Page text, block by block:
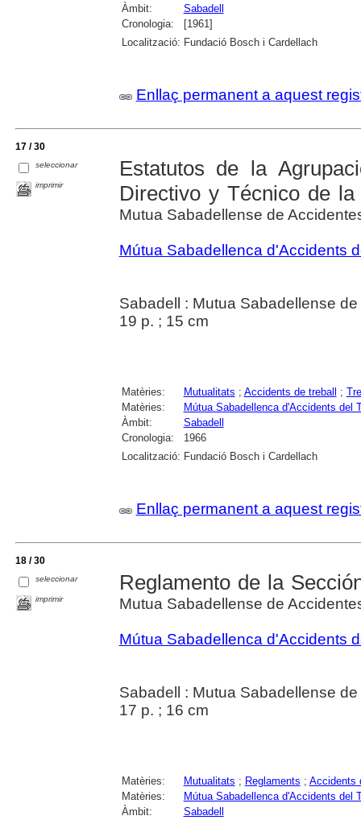
Àmbit:
Sabadell
Cronologia:
[1961]
Localització: Fundació Bosch i Cardellach
Enllaç permanent a aquest
17 / 30
seleccionar
imprimir
Estatutos de la
Directivo y Técnico de
Mutua Sabadellense de
Mútua Sabadellenca d'Accidents
Sabadell : Mutua Sabadellense
19 p. ; 15 cm
Matèries: Mutualitats ; Accidents de treball ;
Matèries:
Mútua Sabadellenca d'Accidents del
Àmbit:
Sabadell
Cronologia:
1966
Localització: Fundació Bosch i Cardellach
Enllaç permanent a aquest
18 / 30
seleccionar
imprimir
Reglamento de la
Mutua Sabadellense de
Mútua Sabadellenca d'Accidents
Sabadell : Mutua Sabadellense
17 p. ; 16 cm
Matèries: Mutualitats ; Reglaments ; Accidents
Matèries:
Mútua Sabadellenca d'Accidents del
Àmbit:
Sabadell